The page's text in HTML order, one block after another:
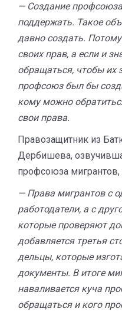
— Создание
поддержать. Такое
давно создать.
своих прав, а если и
обращаться, чтобы их
профсоюз был бы
кому можно
свои права.
Правозащитник из
Дербишева,
профсоюза мигрантов,
— Права мигрантов с
работодатели, а с
которые проверяют
добавляется третья
дельцы, которые
документы. В итоге
наваливается куча
обращаться и кого